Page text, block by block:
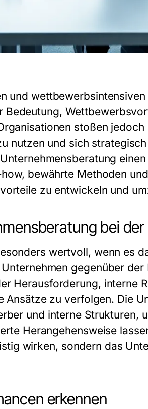
und
Bedeutung,
stoßen
nutzen und sich
Unternehmensberatung
bewährte Methoden
zu entwickeln und
bei
wertvoll, wenn es
gegenüber
Herausforderung, interne
zu verfolgen. Die
und interne Strukturen,
Herangehensweise
wirken, sondern das
erkennen